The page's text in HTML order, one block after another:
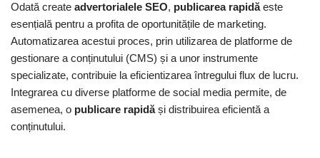
Odată create advertorialele SEO, publicarea rapidăeste
esențială pentru a profita de oportunitățile de marketing.
Automatizarea acestui proces, prin utilizarea de platforme de
gestionare a conținutului (CMS) și a unor instrumente
specializate, contribuie la eficientizarea întregului flux de lucru.
Integrarea cu diverse platforme de social media permite, de
asemenea, o publicare rapidăși distribuirea eficientă a
conținutului.